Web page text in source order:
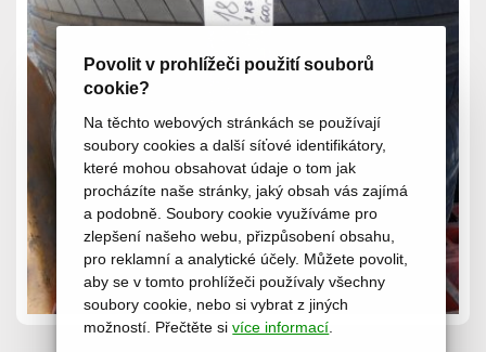
Povolit v prohlížeči použití souborů
cookie?
Na těchto webových stránkách se používají
soubory cookies a další síťové identifikátory,
které mohou obsahovat údaje o tom jak
procházíte naše stránky, jaký obsah vás zajímá
a podobně. Soubory cookie využíváme pro
zlepšení našeho webu, přizpůsobení obsahu,
pro reklamní a analytické účely. Můžete povolit,
aby se v tomto prohlížeči používaly všechny
soubory cookie, nebo si vybrat z jiných
možností. Přečtěte sivíce informací